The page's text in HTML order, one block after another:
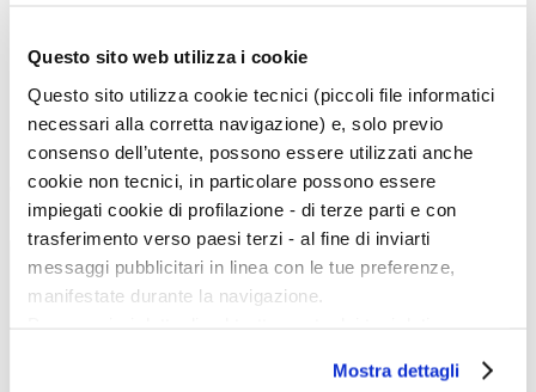
Questo sito web utilizza i cookie
Questo sito utilizza cookie tecnici (piccoli file informatici
necessari alla corretta navigazione) e, solo previo
consenso dell’utente, possono essere utilizzati anche
cookie non tecnici, in particolare possono essere
impiegati cookie di profilazione - di terze parti e con
trasferimento verso paesi terzi - al fine di inviarti
messaggi pubblicitari in linea con le tue preferenze,
manifestate durante la navigazione.
scelte privacy sui cookie, ti invitiamo a prendere visione
Mostra dettagli
Grandi Mostre
In galleria
Aste e mercato
Concorsi e Lavoro
Calendario
Scegli la data e imposta i filtri per ottimizzare la tua ricerca